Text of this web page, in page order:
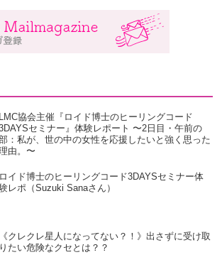
LMC協会主催『ロイド博士のヒーリングコード
セミナー』体験レポート 〜2日目・午前の
：私が、世の中の女性を応援したいと強く思った
由。〜
ロイド博士のヒーリングコード3DAYSセミナー体
レポ（Suzuki Sanaさん）
《クレクレ星人になってない？！》出さずに受け取
りたい危険なクセとは？？